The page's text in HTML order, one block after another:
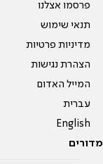
פרסמו אצלנו
תנאי שימוש
מדיניות פרטיות
הצהרת נגישות
המייל האדום
עברית
English
מדורים